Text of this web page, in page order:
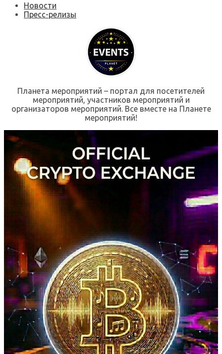
Новости
Пресс-релизы
Планета мероприятий – портал для посетителей
мероприятий, участников мероприятий и
организаторов мероприятий. Все вместе на Планете
мероприятий!